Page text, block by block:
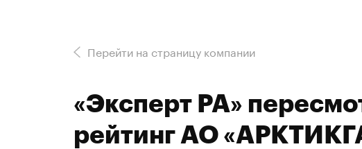
Перейти на страницу компании
«Эксперт РА»
рейтинг АО